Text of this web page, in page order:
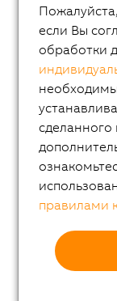
Variable
8LS-4
8MS-4
8WSB gear
Компактные
Мотор-
Синхронные
Синхронные
если Вы
обработки
правилами